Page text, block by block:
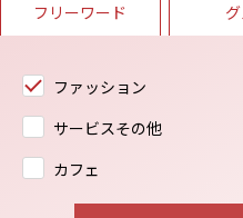
フリーワード
ファッション
サービスその他
カフェ